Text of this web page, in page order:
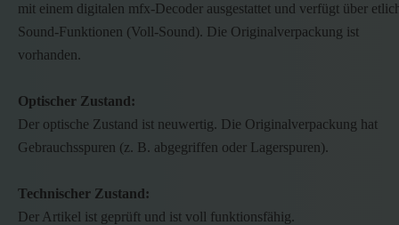
mit einem digitalen mfx-Decoder ausgestattet und verfügt über
Sound-Funktionen (Voll-Sound). Die Originalverpackung ist
vorhanden.
Optischer Zustand:
Der optische Zustand ist neuwertig. Die Originalverpackung hat
Gebrauchsspuren (z. B. abgegriffen oder Lagerspuren).
Technischer Zustand:
Der Artikel ist geprüft und ist voll funktionsfähig.